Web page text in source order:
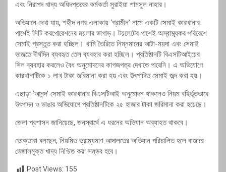
এবং নিরাপদ খাদ্য অধিদপ্তরের কর্মকর্তা সুরাইয়া শামসুল নাহার।
অভিযানে দেখা যায়, শহীদ নগর এলাকায় ‘গ্রামীন’ নামে একটি সেমাই কারখানার
পাশেই সিটি করপোরেশনের ময়লার ভাগাড়। টয়লেটের পাশেই অস্বাস্থ্যকর পরিবেশে
সেমাই প্রস্তুত করা হচ্ছিল। খামি তৈরিতে নিম্নমানের আটা-ময়দা এবং সেমাই
ভাজতে দীর্ঘদিন ব্যবহৃত তেল ব্যবহার করা হচ্ছিল। প্রতিষ্ঠানটি বিএসটিআইয়ের
সিল ব্যবহার করলেও বৈধ অনুমোদনের কাগজপত্র দেখাতে পারেনি। এ অভিযোগে
কারখানাটিকে ১ লাখ টাকা জরিমানা করা হয় এবং উৎপাদিত সেমাই জব্দ করা হয়।
এছাড়া ‘আনন্দ’ সেমাই কারখানার বিএসটিআই অনুমোদন থাকলেও নিয়ম বহির্ভূতভাবে
উৎপাদন ও ভাঙার অভিযোগে প্রতিষ্ঠানটিকে ২৫ হাজার টাকা জরিমানা করা হয়েছে।
জেলা প্রশাসন জানিয়েছে, জনস্বার্থে এ ধরনের অভিযান অব্যাহত থাকবে।
ভোক্তারা বলছেন, নিয়মিত ভ্রাম্যমাণ আদালতের অভিযান পরিচালিত হলে বাজারে
ভেজালমুক্ত খাদ্য নিশ্চিত করা সম্ভব হবে।
Post Views: 155